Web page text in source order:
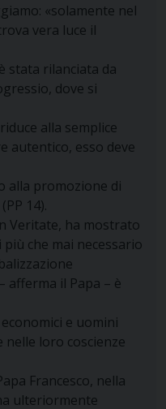
«solamente nel
vera luce il
stata rilanciata da
dove si
alla semplice
autentico, esso deve
alla promozione di
14).
Veritate, ha mostrato
che mai necessario
afferma il Papa – è
e uomini
loro coscienze
Francesco, nella
ulteriormente